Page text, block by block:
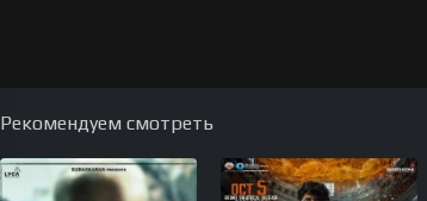
Рекомендуем смотреть